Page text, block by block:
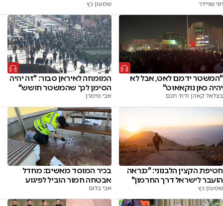
יוני שניידר שמעון כץ
"המשטר ידמם לאט, אבל לא
יהיה כאן נוקאאוט"
בצלאל קאהן ודוד חכם
המומחה לאיראן סבור: "זה יהיה
הסימן לכך שהמשטר חושש"
אבי מימרן
חטיפת הקצין הלבנוני: "כנראה
הועבר לישראל דרך החרמון"
שמעון כץ
בכיר המוסד מאשים: מחדל
אבטחה חמור הוביל לפיגוע
אבי בלום